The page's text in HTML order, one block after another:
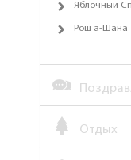
Яблочный
Рош а-Шана
Отдых